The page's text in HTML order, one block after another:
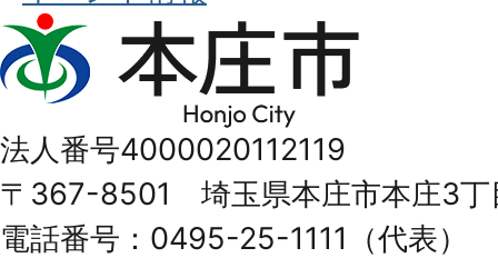
本
庄
Honjo
City
法人番号4000020112119
〒367-8501 埼玉県本庄市本庄3丁
電話番号：0495-25-1111（代表）